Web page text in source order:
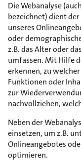
Die Webanalyse
bezeichnet) dient
unseres
oder
z.B. das Alter oder
umfassen. Mit Hilfe
erkennen, zu
Funktionen oder
zur
nachvollziehen,
Neben der
einsetzen, um z.B.
Onlineangebotes
optimieren.